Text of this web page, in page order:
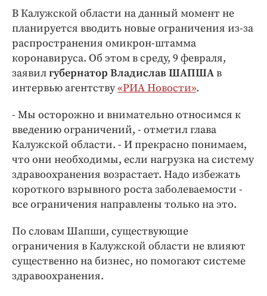
Медиаперсона
Интересное чтиво
Клиника года
Бренд года
Работодатель года
В Калужской области на данный момент не
планируется вводить новые ограничения из-за
распространения омикрон-штамма
коронавируса. Об этом в среду, 9 февраля,
заявилгубернатор Владислав ШАПШАв
интервью агентству«РИА Новости».
- Мы осторожно и внимательно относимся к
введению ограничений, - отметил глава
Калужской области. - И прекрасно понимаем,
что они необходимы, если нагрузка на систему
здравоохранения возрастает. Надо избежать
короткого взрывного роста заболеваемости -
все ограничения направлены только на это.
По словам Шапши, существующие
ограничения в Калужской области не влияют
существенно на бизнес, но помогают системе
здравоохранения.